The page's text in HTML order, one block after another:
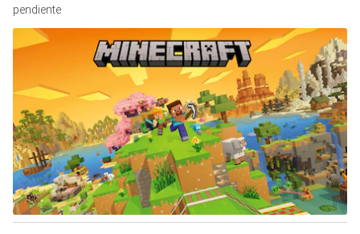
pendiente